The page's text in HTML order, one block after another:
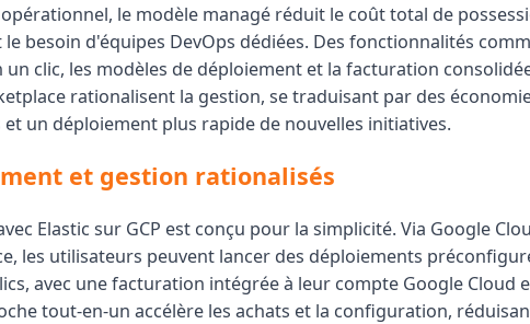
le modèle managé réduit le coût total de
besoin d'équipes DevOps dédiées. Des fonctionnalités
un clic, les modèles de déploiement et la facturation
rationalisent la gestion, se traduisant par des
un déploiement plus rapide de nouvelles initiatives.
et gestion rationalisés
Elastic sur GCP est conçu pour la simplicité. Via Google
les utilisateurs peuvent lancer des déploiements
avec une facturation intégrée à leur compte Google Cloud
tout-en-un accélère les achats et la configuration,